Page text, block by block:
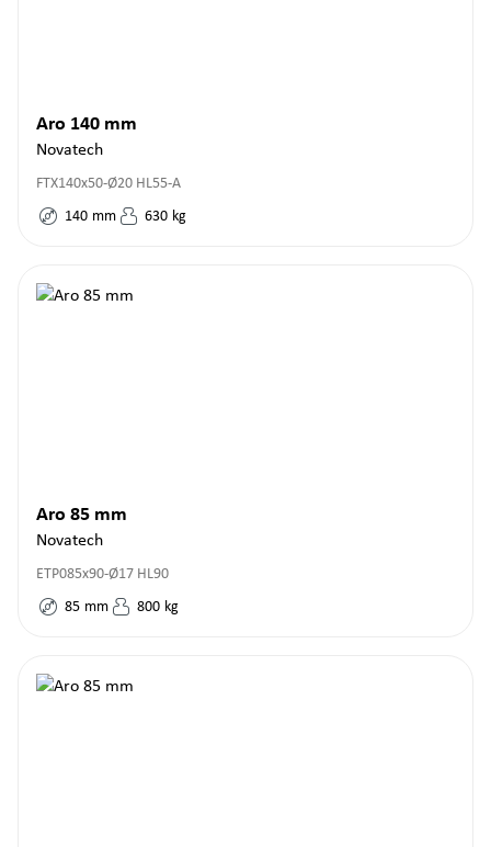
Aro 140 mm
Novatech
FTX140x50-Ø20 HL55-A
140 mm 630 kg
Aro 85 mm
Novatech
ETP085x90-Ø17 HL90
85 mm 800 kg